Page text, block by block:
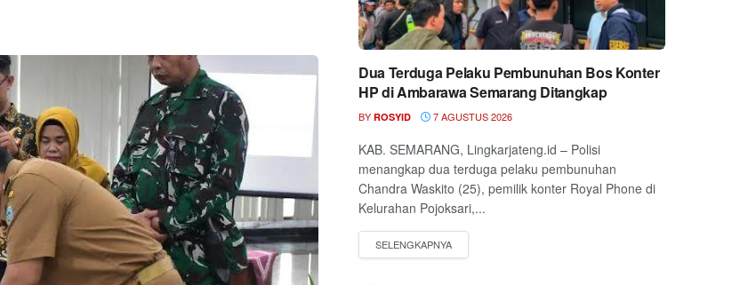
Dua Terduga Pelaku Pembunuhan Bos Konter
HP di Ambarawa Semarang Ditangkap
BY ROSYID 7 AGUSTUS 2026
KAB. SEMARANG, Lingkarjateng.id – Polisi
menangkap dua terduga pelaku pembunuhan
Chandra Waskito (25), pemilik konter Royal Phone di
Kelurahan Pojoksari,...